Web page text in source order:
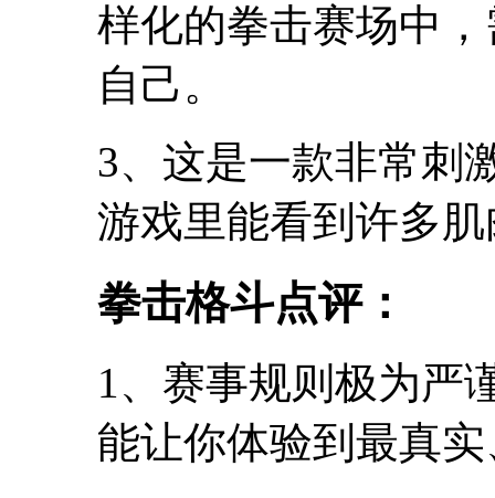
样化的拳击赛场中
自己。
3、这是一款非常刺
游戏里能看到许多
拳击格斗点评：
1、赛事规则极为严
能让你体验到最真